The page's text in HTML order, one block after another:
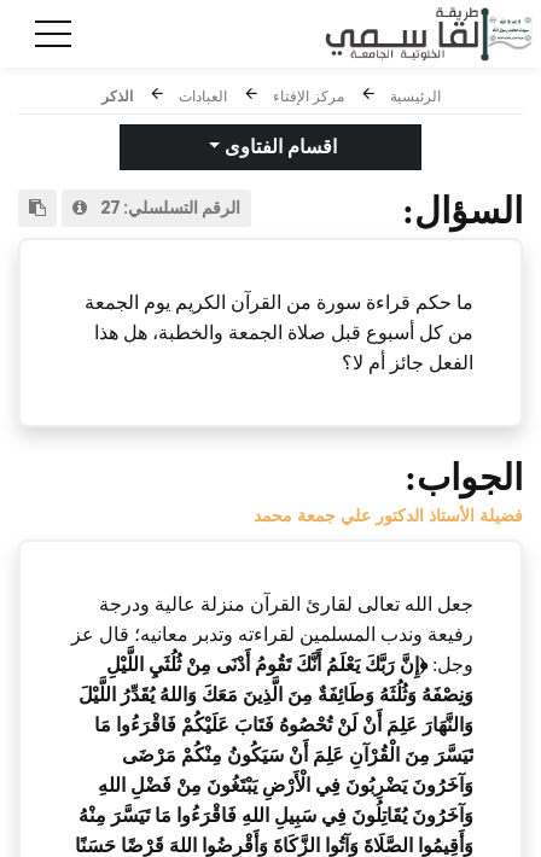
الرئيسية مركز الإفتاء العبادات الذكر
اقسام الفتاوى
السؤال: الرقم التسلسلي: 27
ما حكم قراءة سورة من القرآن الكريم يوم الجمعة
من كل أسبوع قبل صلاة الجمعة والخطبة، هل هذا
الفعل جائز أم لا؟
الجواب:
فضيلة الأستاذ الدكتور علي جمعة محمد
جعل الله تعالى لقارئ القرآن منزلة عالية ودرجة
رفيعة وندب المسلمين لقراءته وتدبر معانيه؛ قال عز
وجل:﴿إِنَّ رَبَّكَ يَعْلَمُ أَنَّكَ تَقُومُ أَدْنَى مِنْ ثُلُثَيِ اللَّيْلِ
وَنِصْفَهُ وَثُلُثَهُ وَطَائِفَةٌ مِنَ الَّذِينَ مَعَكَ وَاللهُ يُقَدِّرُ اللَّيْلَ
وَالنَّهَارَ عَلِمَ أَنْ لَنْ تُحْصُوهُ فَتَابَ عَلَيْكُمْ فَاقْرَءُوا مَا
تَيَسَّرَ مِنَ الْقُرْآنِ عَلِمَ أَنْ سَيَكُونُ مِنْكُمْ مَرْضَى
وَآخَرُونَ يَضْرِبُونَ فِي الْأَرْضِ يَبْتَغُونَ مِنْ فَضْلِ اللهِ
وَآخَرُونَ يُقَاتِلُونَ فِي سَبِيلِ اللهِ فَاقْرَءُوا مَا تَيَسَّرَ مِنْهُ
وَأَقِيمُوا الصَّلَاةَ وَآتُوا الزَّكَاةَ وَأَقْرِضُوا اللهَ قَرْضًا حَسَنًا